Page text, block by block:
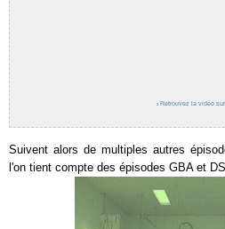
› Retrouvez la vidéo
Suivent alors de multiples autres
l'on tient compte des épisodes GBA et